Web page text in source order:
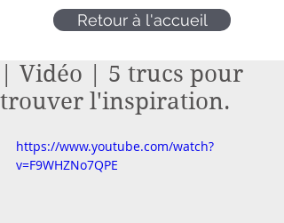
Retour à l'accueil
| Vidéo | 5 trucs pour
trouver l'inspiration.
https://www.youtube.com/watch?
v=F9WHZNo7QPE